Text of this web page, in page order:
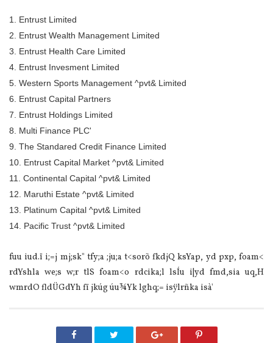
1. Entrust Limited
2. Entrust Wealth Management Limited
3. Entrust Health Care Limited
4. Entrust Invesment Limited
5. Western Sports Management ^pvt& Limited
6. Entrust Capital Partners
7. Entrust Holdings Limited
8. Multi Finance PLC'
9. The Standared Credit Finance Limited
10. Entrust Capital Market ^pvt& Limited
11. Continental Capital ^pvt& Limited
12. Maruthi Estate ^pvt& Limited
13. Platinum Capital ^pvt& Limited
14. Pacific Trust ^pvt& Limited
fuu iud.ï i;=j mj;sk" tfy;a ;ju;a t<sorõ fkdjQ ksYap, yd pxp, foam<
rdYshla we;s w;r tlS foam<o rdcika;l lsÍu i|yd fmd,sia uq,H
wmrdO fldÜGdYh fï jkúg úu¾Yk lghq;= isÿlrñka isà'